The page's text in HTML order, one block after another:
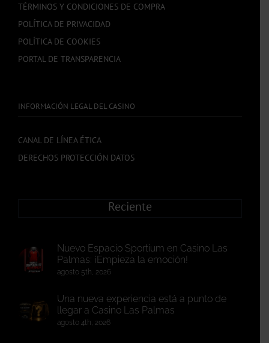
TÉRMINOS Y CONDICIONES DE COMPRA
POLÍTICA DE PRIVACIDAD
POLÍTICA DE COOKIES
PORTAL DE TRANSPARENCIA
INFORMACIÓN LEGAL DEL CASINO
CANAL DE LÍNEA ÉTICA
DERECHOS PROTECCIÓN DATOS
Reciente
Nuevo Espacio Sportium en Casino Las
Palmas: ¡Empieza la emoción!
agosto 5th, 2026
Una nueva experiencia está a punto de
llegar a Casino Las Palmas
agosto 4th, 2026